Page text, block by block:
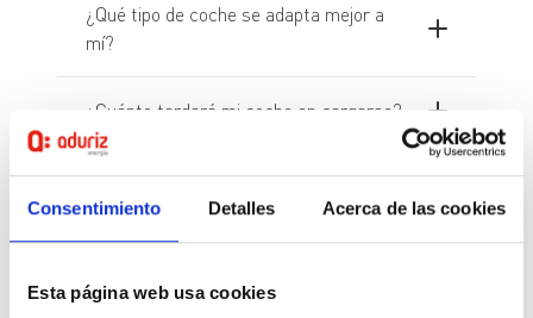
Consentimiento Detalles Acerca de las cookies
Esta página web usa cookies
¿Qué tipo de coche se adapta mejor a
mí?
¿Cuánto tardará mi coche en cargarse?
¿Se necesita mucho espacio para
instalar un equipo de recarga?
terminal de recarga?